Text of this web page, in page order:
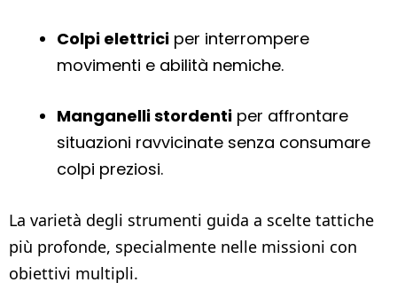
Colpi elettrici per interrompere
movimenti e abilità nemiche.
Manganelli stordenti per affrontare
situazioni ravvicinate senza consumare
colpi preziosi.
La varietà degli strumenti guida a scelte tattiche
più profonde, specialmente nelle missioni con
obiettivi multipli.